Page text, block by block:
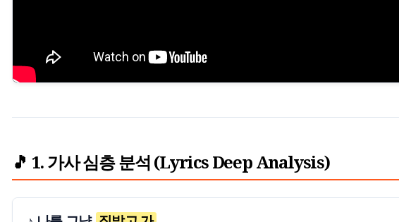
🎵 1. 가사 심층 분석 (Lyrics Deep Analysis)